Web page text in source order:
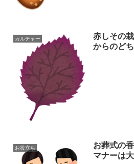
カルチャー
赤しその
からのど
お役立ち
お葬式の
マナーは